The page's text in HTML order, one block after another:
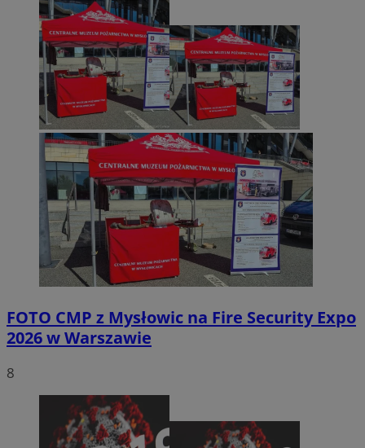
FOTO CMP z Mysłowic na Fire Security Expo
2026 w Warszawie
8